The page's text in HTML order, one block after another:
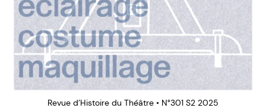
Revue d’Histoire du Théâtre • N°301 S2 2025